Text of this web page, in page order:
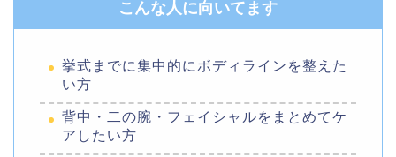
こんな人に向いてます
挙式までに集中的にボディラインを整えた
い方
背中・二の腕・フェイシャルをまとめてケ
アしたい方